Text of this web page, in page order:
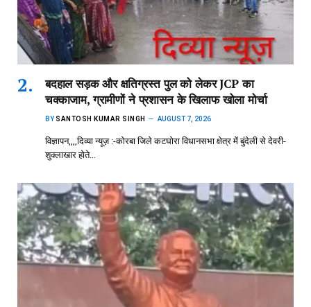
बदहाल सड़क और क्षतिग्रस्त पुल को लेकर JCP का
चक्काजाम, ग्रामीणों ने प्रशासन के खिलाफ खोला मोर्चा
BY SANTOSH KUMAR SINGH AUGUST 7, 2026
विज्ञापन,,,,दिव्या न्यूज़ :-कोरबा जिले कटघोरा विधानसभा क्षेत्र में बुंदेली से देवरी-
शुक्लाखार होते…